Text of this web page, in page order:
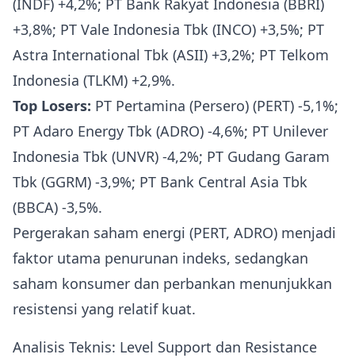
(INDF) +4,2%; PT Bank Rakyat Indonesia (BBRI)
+3,8%; PT Vale Indonesia Tbk (INCO) +3,5%; PT
Astra International Tbk (ASII) +3,2%; PT Telkom
Indonesia (TLKM) +2,9%.
Top Losers: PT Pertamina (Persero) (PERT) -5,1%;
PT Adaro Energy Tbk (ADRO) -4,6%; PT Unilever
Indonesia Tbk (UNVR) -4,2%; PT Gudang Garam
Tbk (GGRM) -3,9%; PT Bank Central Asia Tbk
(BBCA) -3,5%.
Pergerakan saham energi (PERT, ADRO) menjadi
faktor utama penurunan indeks, sedangkan
saham konsumer dan perbankan menunjukkan
resistensi yang relatif kuat.
Analisis Teknis: Level Support dan Resistance